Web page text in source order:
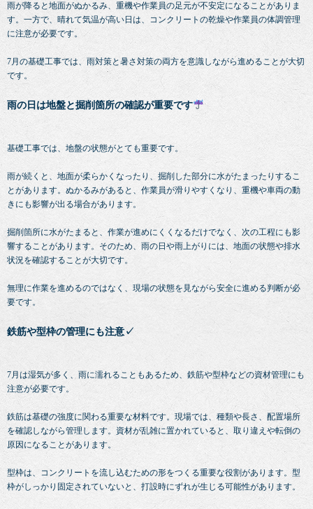
雨が降ると地面がぬかるみ、重機や作業員の足元が不安定になることがありま
す。一方で、晴れて気温が高い日は、コンクリートの乾燥や作業員の体調管理
に注意が必要です。
7月の基礎工事では、雨対策と暑さ対策の両方を意識しながら進めることが大切
です。
雨の日は地盤と掘削箇所の確認が重要です
基礎工事では、地盤の状態がとても重要です。
雨が続くと、地面が柔らかくなったり、掘削した部分に水がたまったりするこ
とがあります。ぬかるみがあると、作業員が滑りやすくなり、重機や車両の動
きにも影響が出る場合があります。
掘削箇所に水がたまると、作業が進めにくくなるだけでなく、次の工程にも影
響することがあります。そのため、雨の日や雨上がりには、地面の状態や排水
状況を確認することが大切です。
無理に作業を進めるのではなく、現場の状態を見ながら安全に進める判断が必
要です。
鉄筋や型枠の管理にも注意✓
7月は湿気が多く、雨に濡れることもあるため、鉄筋や型枠などの資材管理にも
注意が必要です。
鉄筋は基礎の強度に関わる重要な材料です。現場では、種類や長さ、配置場所
を確認しながら管理します。資材が乱雑に置かれていると、取り違えや転倒の
原因になることがあります。
型枠は、コンクリートを流し込むための形をつくる重要な役割があります。型
枠がしっかり固定されていないと、打設時にずれが生じる可能性があります。